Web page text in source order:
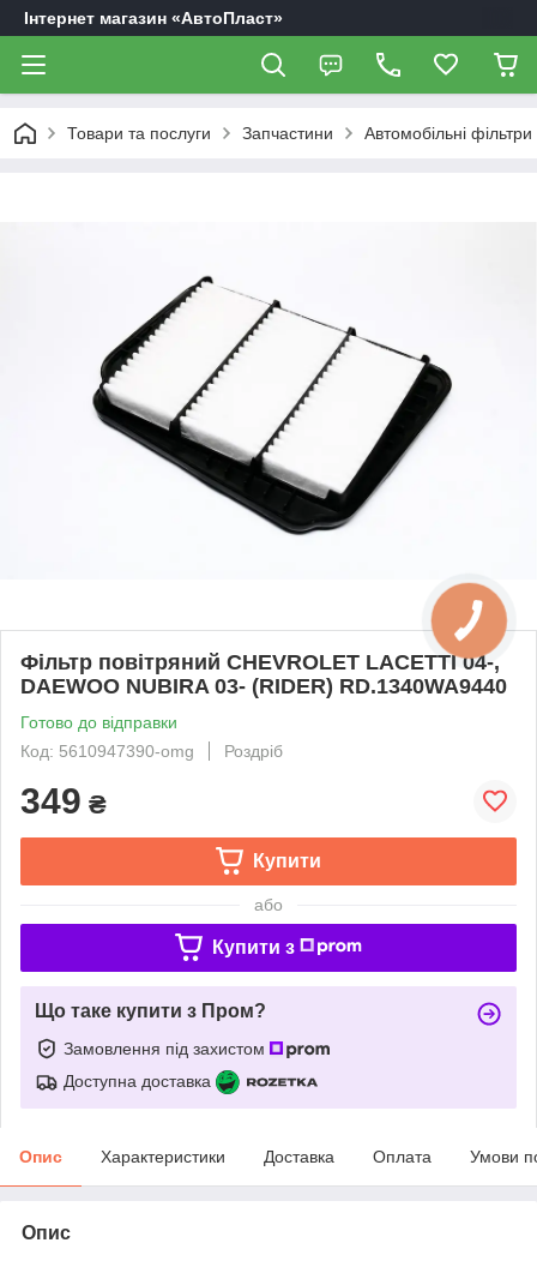
Інтернет магазин «АвтоПласт»
Товари та послуги Запчастини Автомобільні фільтри
Фільтр повітряний CHEVROLET LACETTI 04-,
DAEWOO NUBIRA 03- (RIDER) RD.1340WA9440
Готово до відправки
Код: 5610947390-omg
Роздріб
349 ₴
Купити
або
Купити з
Що таке купити з Пром?
Замовлення під захистом
Доступна доставка
Опис Характеристики Доставка Оплата Умови
Опис